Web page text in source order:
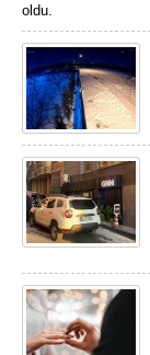
oldu.